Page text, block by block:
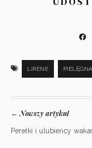
LIRENE
←Nowszy artykuł
Perełki i ulubieńcy